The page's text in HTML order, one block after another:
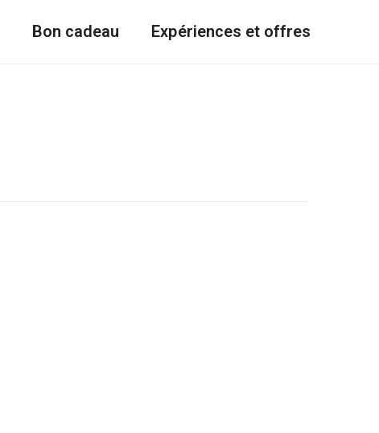
Bon cadeau Expériences et offres